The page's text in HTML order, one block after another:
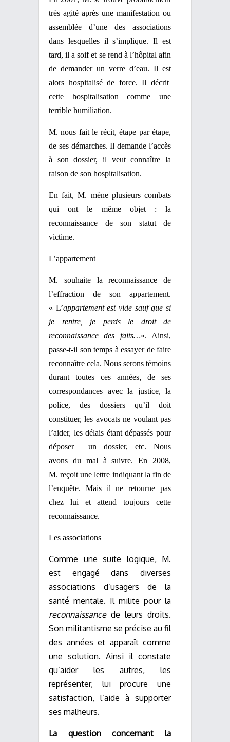
très agité après une manifestation ou
assemblée
d’une des associations
dans lesquelles il s’implique. Il est
tard, il a soif et se rend à l’hôpital afin
de demander un verre d’eau. Il est
alors hospitalisé de force. Il décrit
cette hospitalisation comme une
terrible humiliation.
M. nous fait le récit, étape par étape,
de ses démarches. Il demande l’accès
à son dossier, il veut connaître la
raison de son hospitalisation.
En fait, M. mène plusieurs combats
qui ont le même objet : la
reconnaissance de son statut de
victime.
L’appartement
M. souhaite la reconnaissance de
l’effraction de son appartement.
« L’appartement est vide sauf que si
je rentre, je perds le droit de
reconnaissance des faits…». Ainsi,
passe-t-il son temps à essayer de faire
reconnaître cela. Nous serons témoins
durant toutes ces années, de ses
correspondances avec la justice, la
police, des
dossiers qu’il doit
constituer, les avocats ne voulant pas
l’aider, les délais étant dépassés pour
déposer
un
dossier, etc. Nous
avons du mal à suivre. En 2008,
M. reçoit une lettre indiquant la fin de
l’enquête. Mais il
ne retourne pas
chez lui et attend toujours cette
reconnaissance.
Les associations
Comme une suite logique, M.
est engagé dans diverses
associations d’usagers de la
santé mentale. Il milite pour la
reconnaissance de leurs droits.
Son militantisme se précise au fil
des années et apparaît comme
une solution. Ainsi il constate
qu’aider les autres, les
représenter, lui procure une
satisfaction, l’aide à supporter
ses malheurs.
La question concernant la